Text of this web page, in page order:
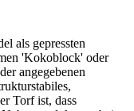
als gepressten
'Kokoblock' oder
angegebenen
Torf ist, dass